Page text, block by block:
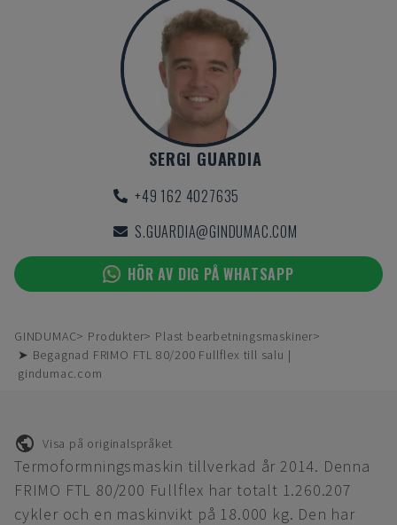
SERGI GUARDIA
+49 162 4027635
S.GUARDIA@GINDUMAC.COM
HÖR AV DIG PÅ WHATSAPP
GINDUMAC Produkter
Plast bearbetningsmaskiner
➤ Begagnad FRIMO FTL 80/200 Fullflex till salu |
gindumac.com
Visa på originalspråket
Termoformningsmaskin tillverkad år 2014. Denna
FRIMO FTL 80/200 Fullflex har totalt 1.260.207
cykler och en maskinvikt på 18.000 kg. Den har